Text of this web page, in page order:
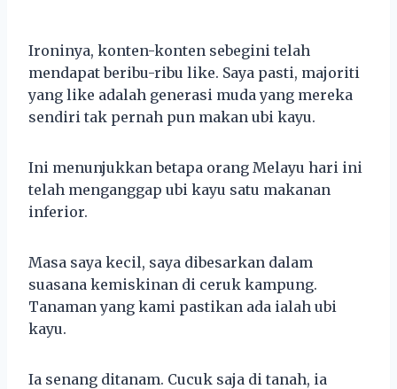
Ironinya, konten-konten sebegini telah
mendapat beribu-ribu like. Saya pasti, majoriti
yang like adalah generasi muda yang mereka
sendiri tak pernah pun makan ubi kayu.
Ini menunjukkan betapa orang Melayu hari ini
telah menganggap ubi kayu satu makanan
inferior.
Masa saya kecil, saya dibesarkan dalam
suasana kemiskinan di ceruk kampung.
Tanaman yang kami pastikan ada ialah ubi
kayu.
Ia senang ditanam. Cucuk saja di tanah, ia